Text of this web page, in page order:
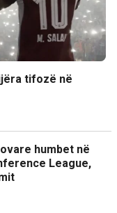
tifozë në
humbet në
League,